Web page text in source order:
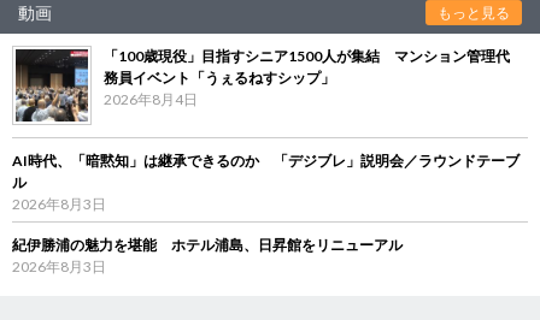
動画 もっと見る
「100歳現役」目指すシニア1500人が集結 マンション管理代
務員イベント「うぇるねすシップ」
2026年8月4日
AI時代、「暗黙知」は継承できるのか 「デジブレ」説明会／ラウンドテーブ
ル
2026年8月3日
紀伊勝浦の魅力を堪能 ホテル浦島、日昇館をリニューアル
2026年8月3日